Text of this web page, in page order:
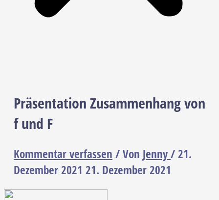
Präsentation Zusammenhang von
f und F
Kommentar verfassen / Von Jenny/21.
Dezember 2021 21. Dezember 2021